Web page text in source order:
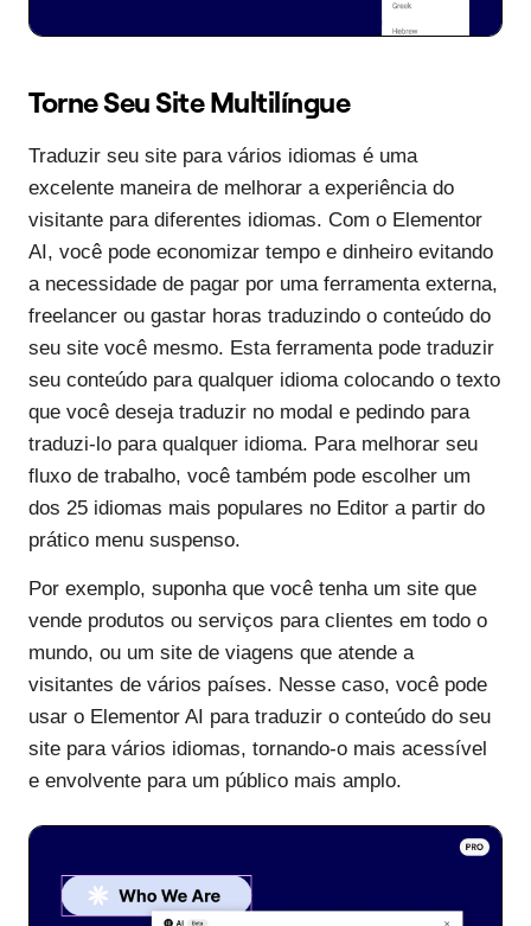
Torne Seu Site Multilíngue
Traduzir seu site para vários idiomas é uma
excelente maneira de melhorar a experiência do
visitante para diferentes idiomas. Com o Elementor
AI, você pode economizar tempo e dinheiro evitando
a necessidade de pagar por uma ferramenta externa,
freelancer ou gastar horas traduzindo o conteúdo do
seu site você mesmo. Esta ferramenta pode traduzir
seu conteúdo para qualquer idioma colocando o texto
que você deseja traduzir no modal e pedindo para
traduzi-lo para qualquer idioma. Para melhorar seu
fluxo de trabalho, você também pode escolher um
dos 25 idiomas mais populares no Editor a partir do
prático menu suspenso.
Por exemplo, suponha que você tenha um site que
vende produtos ou serviços para clientes em todo o
mundo, ou um site de viagens que atende a
visitantes de vários países. Nesse caso, você pode
usar o Elementor AI para traduzir o conteúdo do seu
site para vários idiomas, tornando-o mais acessível
e envolvente para um público mais amplo.